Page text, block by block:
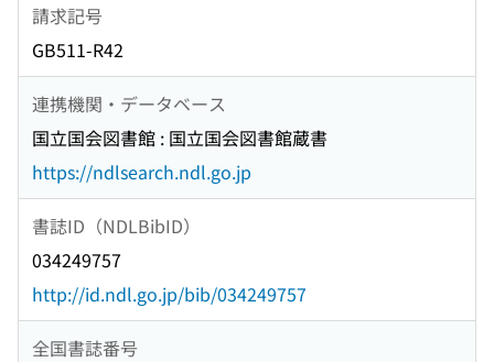
請求記号
GB511-R42
連携機関・データベース
国立国会図書館 : 国立国会図書館蔵書
https://ndlsearch.ndl.go.jp
書誌ID（NDLBibID）
034249757
http://id.ndl.go.jp/bib/034249757
全国書誌番号